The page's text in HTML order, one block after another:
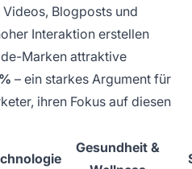
Blogposts und
Interaktion erstellen
Marken attraktive
– ein starkes Argument für
ihren Fokus auf diesen
Gesundheit &